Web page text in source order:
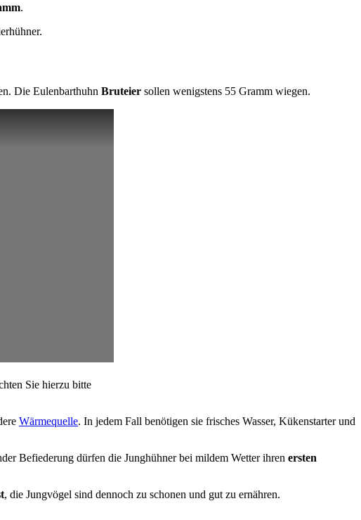
.
Die Eulenbarthuhn Bruteier sollen wenigstens 55 Gramm wiegen.
Sie hierzu bitte
Wärmequelle. In jedem Fall benötigen sie frisches Wasser, Kükenstarter und
Befiederung dürfen die Junghühner bei mildem Wetter ihren ersten
, die Jungvögel sind dennoch zu schonen und gut zu ernähren.